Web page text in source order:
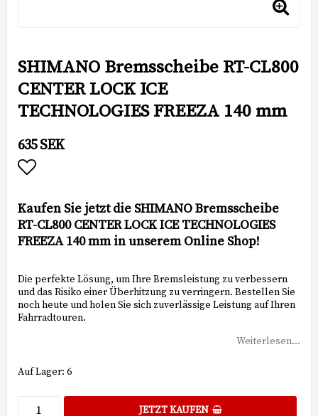
SHIMANO Bremsscheibe RT-CL800
CENTER LOCK ICE
TECHNOLOGIES FREEZA 140 mm
635 SEK
Kaufen Sie jetzt die SHIMANO Bremsscheibe
RT-CL800 CENTER LOCK ICE TECHNOLOGIES
FREEZA 140 mm in unserem Online Shop!
Die perfekte Lösung, um Ihre Bremsleistung zu verbessern
und das Risiko einer Überhitzung zu verringern. Bestellen Sie
noch heute und holen Sie sich zuverlässige Leistung auf Ihren
Fahrradtouren.
Weiterlesen...
Auf Lager: 6
JETZT KAUFEN